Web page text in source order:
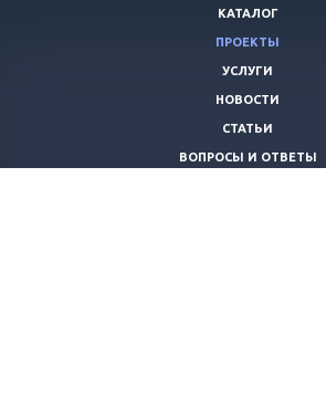
КАТАЛОГ
ПРОЕКТЫ
УСЛУГИ
НОВОСТИ
СТАТЬИ
ВОПРОСЫ И ОТВЕТЫ